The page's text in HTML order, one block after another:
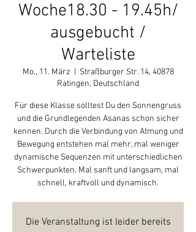
Woche18.30 - 19.45h/
ausgebucht /
Warteliste
Mo., 11. März
Straßburger Str. 14, 40878
Ratingen, Deutschland
Für diese Klasse solltest Du den Sonnengruss
und die Grundlegenden Asanas schon sicher
kennen. Durch die Verbindung von Atmung und
Bewegung entstehen mal mehr, mal weniger
dynamische Sequenzen mit unterschiedlichen
Schwerpunkten. Mal sanft und langsam, mal
schnell, kraftvoll und dynamisch.
Die Veranstaltung ist leider bereits